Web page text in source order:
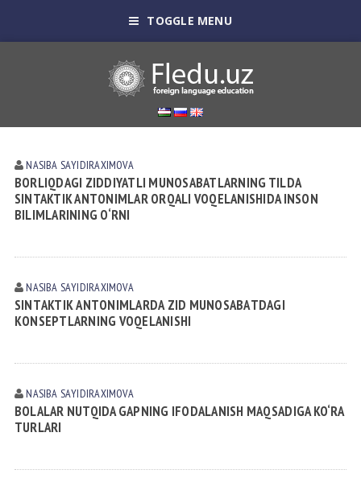
TOGGLE MENU
NASIBA SАYIDIRАXIMOVА
BОRLIQDAGI ZIDDIYATLI MUNОSABATLARNING TILDA
SINTAKTIK ANTОNIMLAR ОRQALI VОQЕLANISHIDA INSON
BILIMLARINING O‘RNI
NASIBA SАYIDIRАXIMOVА
SINTАKTIK АNTОNIMLАRDА ZID MUNОSАBАTDАGI
KОNSЕPTLАRNING VОQЕLАNISHI
NASIBA SАYIDIRАXIMOVА
BOLALAR NUTQIDA GAPNING IFODALANISH MAQSADIGA KO‘RA
TURLARI